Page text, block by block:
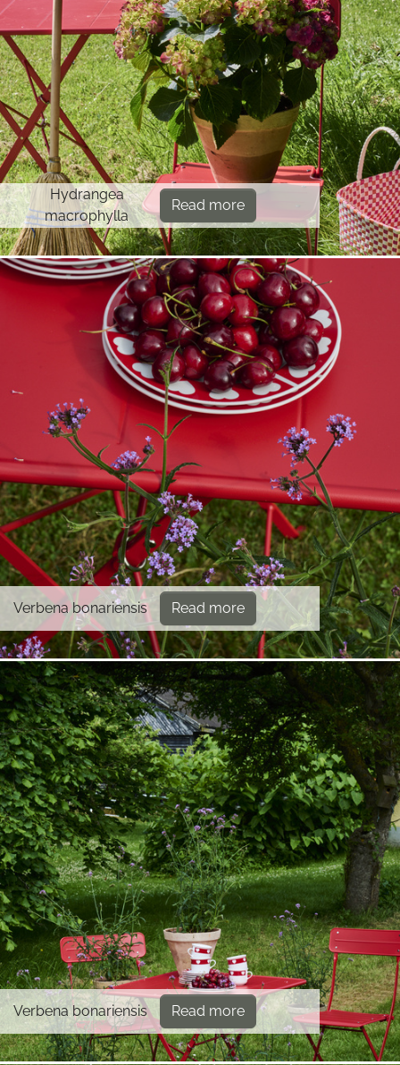
Hydrangea
macrophylla
Read more
Verbena bonariensis Read more
Verbena bonariensis Read more